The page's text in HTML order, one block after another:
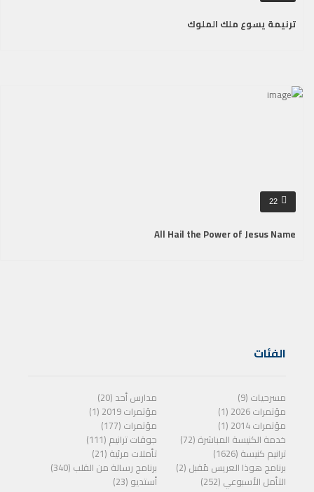
ترنيمة يسوع ملك الملوك
22
All Hail the Power of Jesus Name
الفئات
مسرحيات (9)
مدارس أحد (20)
مؤتمرات 2026 (1)
مؤتمرات 2019 (1)
مؤتمرات 2014 (1)
مؤتمرات (177)
خدمة الكنيسة المباشرة (72)
جوقات ترانيم (111)
ترانيم كنيسة (1626)
تأملات مرئية (21)
برنامج هوذا العريس مًقبل (2)
برنامج رسالة من القلب (340)
التأمل الأسبوعي (252)
أستديو (23)